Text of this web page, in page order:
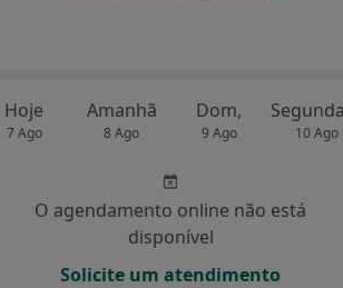
Hoje
7 Ago
Amanhã
8 Ago
Dom,
9 Ago 10 Ago
O agendamento online não está
disponível
Solicite um atendimento